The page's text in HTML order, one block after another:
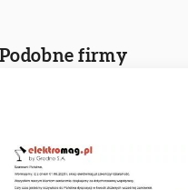
Podobne firmy